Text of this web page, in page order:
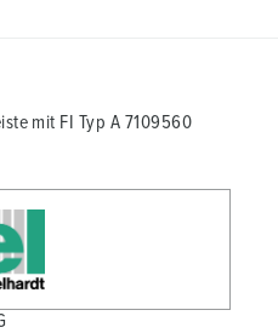
mit FI Typ A 7109560